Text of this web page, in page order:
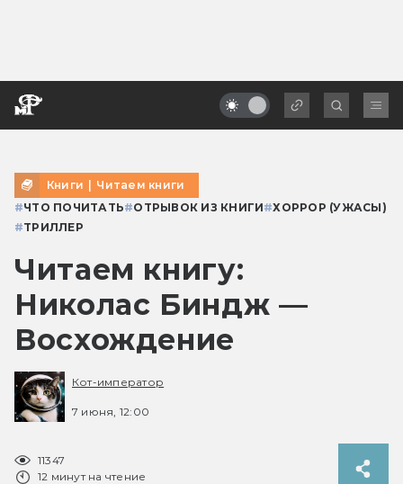
Книги | Читаем книги
#ЧТО ПОЧИТАТЬ#ОТРЫВОК ИЗ КНИГИ#ХОРРОР (УЖАСЫ)
#ТРИЛЛЕР
Читаем книгу:
Николас Биндж —
Восхождение
Кот-император
7 июня, 12:00
11347
12 минут на чтение